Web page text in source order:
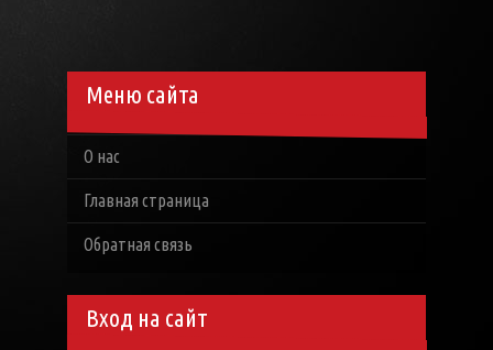
Меню сайта
О нас
Главная страница
Обратная связь
Вход на сайт